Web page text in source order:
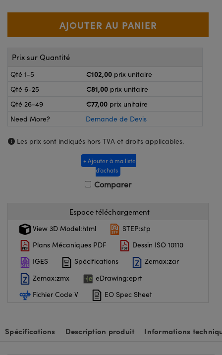
ou Coupleurs
: Microscopie
: Caméras
Prix sur Quantité
Qté 1-5 €102,00 prix unitaire
Qté 6-25
€81,00 prix unitaire
Qté 26-49
€77,00 prix unitaire
Need More?
Demande de Devis
Les prix sont indiqués hors TVA et droits applicables.
+ Ajouter à ma liste
d’achats
Comparer
Espace téléchargement
View 3D Model:html
STEP:stp
Plans Mécaniques PDF
Dessin ISO 10110
IGES
Spécifications
Zemax:zar
Zemax:zmx
eDrawing:eprt
Fichier Code V
EO Spec Sheet
Spécifications Description produit Informations